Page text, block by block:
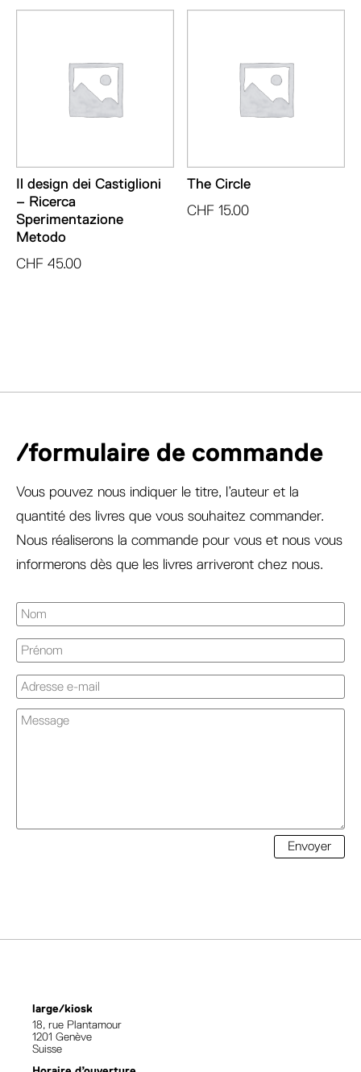
Il design dei Castiglioni
– Ricerca
Sperimentazione
Metodo
CHF 45.00
The Circle
CHF 15.00
/formulaire de commande
Vous pouvez nous indiquer le titre, l’auteur et la
quantité des livres que vous souhaitez commander.
Nous réaliserons la commande pour vous et nous vous
informerons dès que les livres arriveront chez nous.
Envoyer
large/kiosk
18, rue Plantamour
1201 Genève
Suisse